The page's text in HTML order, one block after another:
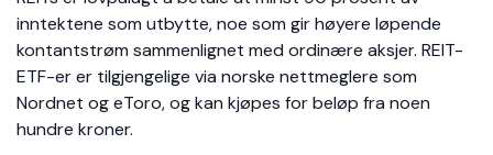
inntektene som utbytte, noe som gir høyere løpende
kontantstrøm sammenlignet med ordinære aksjer. REIT-
ETF-er er tilgjengelige via norske nettmeglere som
Nordnet og eToro, og kan kjøpes for beløp fra noen
hundre kroner.